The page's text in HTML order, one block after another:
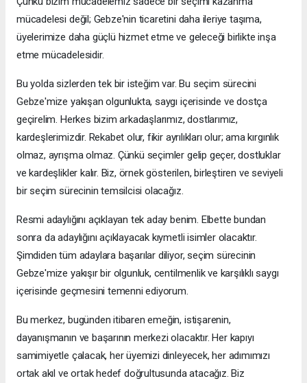
mücadelesi değil; Gebze'nin ticaretini daha ileriye taşıma,
üyelerimize daha güçlü hizmet etme ve geleceği birlikte inşa
etme mücadelesidir.
Bu yolda sizlerden tek bir isteğim var. Bu seçim sürecini
Gebze'mize yakışan olgunlukta, saygı içerisinde ve dostça
geçirelim. Herkes bizim arkadaşlarımız, dostlarımız,
kardeşlerimizdir. Rekabet olur, fikir ayrılıkları olur; ama kırgınlık
olmaz, ayrışma olmaz. Çünkü seçimler gelip geçer, dostluklar
ve kardeşlikler kalır. Biz, örnek gösterilen, birleştiren ve seviyeli
bir seçim sürecinin temsilcisi olacağız.
Resmi adaylığını açıklayan tek aday benim. Elbette bundan
sonra da adaylığını açıklayacak kıymetli isimler olacaktır.
Şimdiden tüm adaylara başarılar diliyor, seçim sürecinin
Gebze'mize yakışır bir olgunluk, centilmenlik ve karşılıklı saygı
içerisinde geçmesini temenni ediyorum.
Bu merkez, bugünden itibaren emeğin, istişarenin,
dayanışmanın ve başarının merkezi olacaktır. Her kapıyı
samimiyetle çalacak, her üyemizi dinleyecek, her adımımızı
ortak akıl ve ortak hedef doğrultusunda atacağız. Biz